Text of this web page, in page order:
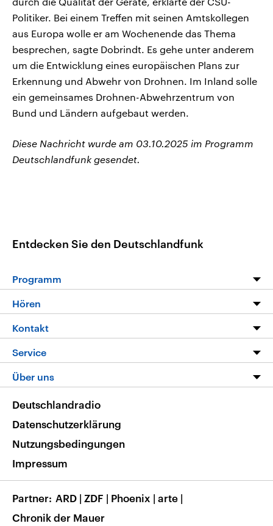
Politiker. Bei einem Treffen mit seinen Amtskollegen
aus Europa wolle er am Wochenende das Thema
besprechen, sagte Dobrindt. Es gehe unter anderem
um die Entwicklung eines europäischen Plans zur
Erkennung und Abwehr von Drohnen. Im Inland solle
ein gemeinsames Drohnen-Abwehrzentrum von
Bund und Ländern aufgebaut werden.
Diese Nachricht wurde am 03.10.2025 im Programm
Deutschlandfunk gesendet.
Entdecken Sie den Deutschlandfunk
Programm
Programm
Die Nachrichten
Nachrichtenleicht
Neue Beiträge auf dlf.de
Hören
Livestream
Podcasts
Deutschlandfunk App
Nachrichten App
Frequenzen
Kontakt
Hörerservice
Service
FAQ
Veranstaltungen
Musikliste
RSS
Über uns
Barrierefreiheit
Deutschlandradio
Datenschutzerklärung
Nutzungsbedingungen
Impressum
Partner ARD | ZDF | Phoenix | arte |
Chronik der Mauer